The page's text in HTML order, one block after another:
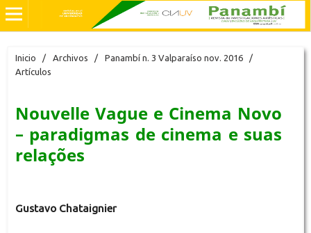
Inicio / Archivos / Panambí n. 3 Valparaíso nov. 2016
/
Artículos
Nouvelle Vague e Cinema Novo
– paradigmas de cinema e suas
relações
Gustavo Chataignier